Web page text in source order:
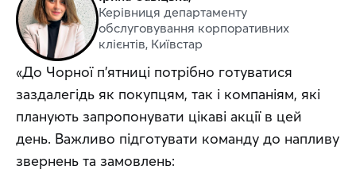
Керівниця департаменту
обслуговування корпоративних
клієнтів, Київстар
«До Чорної п’ятниці потрібно готуватися
заздалегідь як покупцям, так і компаніям, які
планують запропонувати цікаві акції в цей
день. Важливо підготувати команду до напливу
звернень та замовлень: